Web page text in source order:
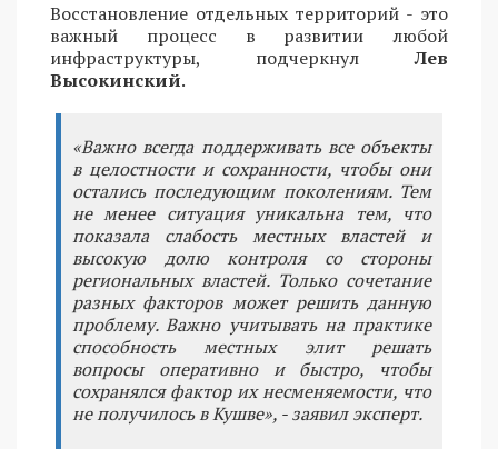
Восстановление отдельных территорий - это
важный процесс в развитии любой
инфраструктуры, подчеркнулЛев
Высокинский.
«Важно всегда поддерживать все объекты
в целостности и сохранности, чтобы они
остались последующим поколениям. Тем
не менее ситуация уникальна тем, что
показала слабость местных властей и
высокую долю контроля со стороны
региональных властей. Только сочетание
разных факторов может решить данную
проблему. Важно учитывать на практике
способность местных элит решать
вопросы оперативно и быстро, чтобы
сохранялся фактор их несменяемости, что
не получилось в Кушве», - заявил эксперт.